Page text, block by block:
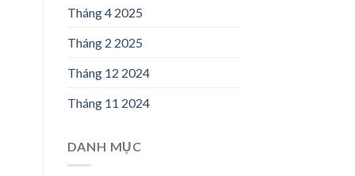
Tháng 4 2025
Tháng 2 2025
Tháng 12 2024
Tháng 11 2024
DANH MỤC